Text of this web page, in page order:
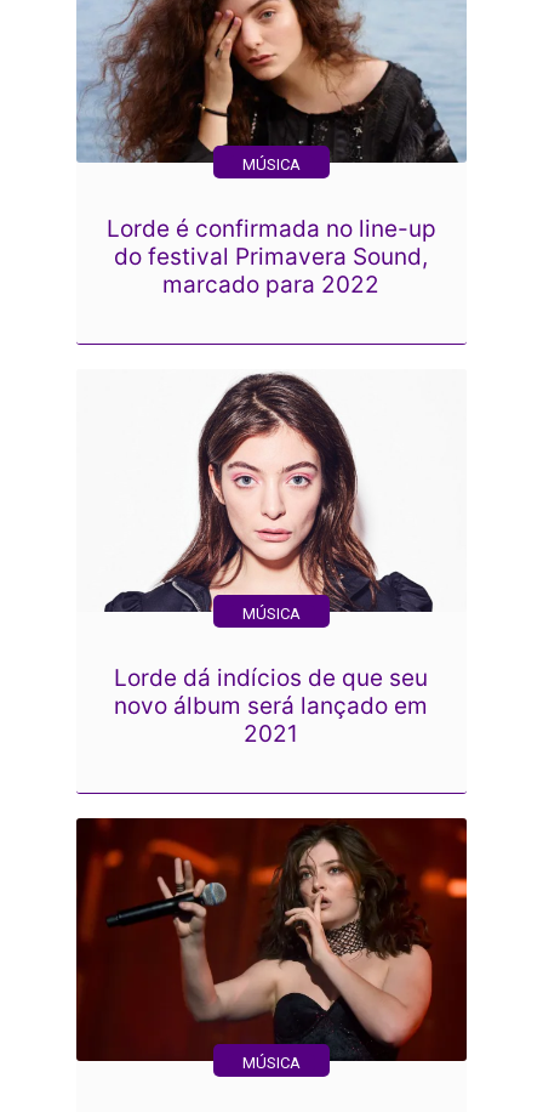
MÚSICA
Lorde é confirmada no line-up
do festival Primavera Sound,
marcado para 2022
MÚSICA
Lorde dá indícios de que seu
novo álbum será lançado em
2021
MÚSICA